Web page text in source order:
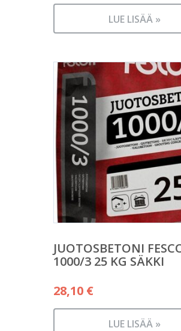
LUE LISÄÄ »
JUOTOSBETONI
1000/3 25 KG SÄKKI
28,10 €
LUE LISÄÄ »